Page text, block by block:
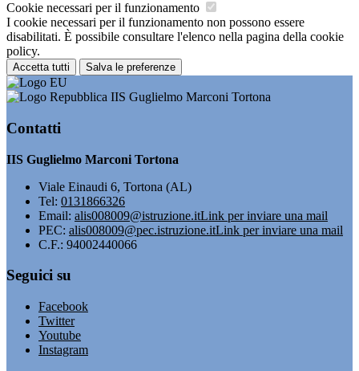
Cookie necessari per il funzionamento
I cookie necessari per il funzionamento non possono essere
disabilitati. È possibile consultare l'elenco nella pagina della cookie
policy.
Accetta tutti Salva le preferenze
IIS Guglielmo Marconi Tortona
Contatti
IIS Guglielmo Marconi Tortona
Viale Einaudi 6, Tortona (AL)
Tel: 0131866326
Email: alis008009@istruzione.itLink per inviare una mail
PEC: alis008009@pec.istruzione.itLink per inviare una mail
C.F.: 94002440066
Seguici su
Facebook
Twitter
Youtube
Instagram